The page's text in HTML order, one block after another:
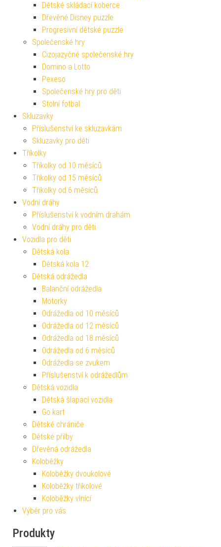
Dětské skládací koberce
Dřevěné Disney puzzle
Progresivní dětské puzzle
Společenské hry
Cizojazyčné společenské hry
Domino a Lotto
Pexeso
Společenské hry pro děti
Stolní fotbal
Skluzavky
Příslušenství ke skluzavkám
Skluzavky pro děti
Tříkolky
Tříkolky od 10 měsíců
Tříkolky od 15 měsíců
Tříkolky od 6 měsíců
Vodní dráhy
Příslušenství k vodním drahám
Vodní dráhy pro děti
Vozidla pro děti
Dětská kola
Dětská kola 12
Dětská odrážedla
Balanční odrážedla
Motorky
Odrážedla od 10 měsíců
Odrážedla od 12 měsíců
Odrážedla od 18 měsíců
Odrážedla od 6 měsíců
Odrážedla se zvukem
Příslušenství k odrážedlům
Dětská vozidla
Dětská šlapací vozidla
Go kart
Dětské chrániče
Dětské přilby
Dřevěná odrážedla
Koloběžky
Koloběžky dvoukolové
Koloběžky tříkolové
Koloběžky vlnící
Výběr pro vás
Produkty